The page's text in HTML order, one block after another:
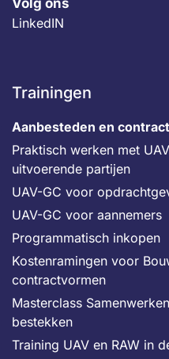
Volg ons
LinkedIN
Trainingen
Aanbesteden en
Praktisch werken met
uitvoerende partijen
UAV-GC voor
UAV-GC voor aannemers
Programmatisch inkopen
Kostenramingen voor
contractvormen
Masterclass
bestekken
Training UAV en RAW in